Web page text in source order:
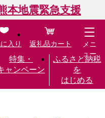
本地震緊急支援
特集・
ャンペーン
ふるさと納税
を
はじめる
入り 返礼品カート
メニ
ュー